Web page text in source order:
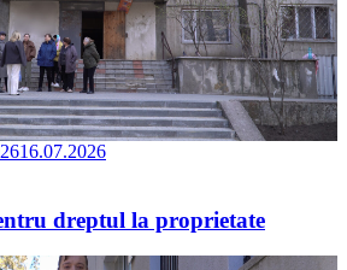
16.07.2026
dreptul la proprietate